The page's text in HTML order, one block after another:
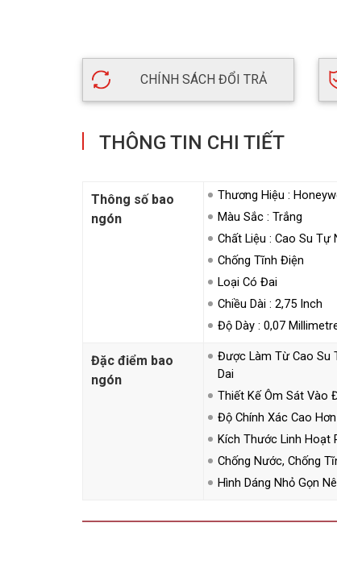
CHÍNH SÁCH ĐỔI TRẢ
THÔNG TIN CHI TIẾT
Thông số bao
ngón
Thương Hiệu :
Màu Sắc : Trắng
Chất Liệu : Cao Su Tự
Chống Tĩnh Điện
Loại Có Đai
Chiều Dài : 2,75 Inch
Độ Dày : 0,07
Đặc điểm bao
ngón
Được Làm Từ Cao Su
Dai
Thiết Kế Ôm Sát Vào
Độ Chính Xác Cao
Kích Thước Linh Hoạt
Chống Nước, Chống
Hình Dáng Nhỏ Gọn